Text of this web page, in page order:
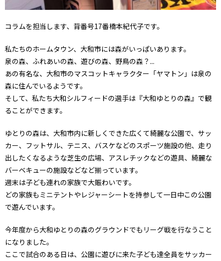
コラムを担当します、背番号17番橋本紀代子です。
私たちのホームタウン、大和市には森がいっぱいあります。
泉の森、ふれあいの森、遊びの森、野鳥の森？...
あの有名な、大和市のマスコットキャラクター「ヤマトン」は泉の
森に住んでいるようです。
そして、私たち大和シルフィードの選手は『大和ゆとりの森』で観
ることができます。
ゆとりの森は、大和市内に新しくできた広くて綺麗な公園で、サッ
カー、フットサル、テニス、バスケなどのスポーツ施設の他、走り
出したくなるような芝生の広場、アスレチックなどの遊具、綺麗な
バーベキューの施設などなど揃っています。
週末は子ども連れの家族で大賑わいです。
どの家族もミニテントやレジャーシートを持参して一日中この公園
で遊んでいます。
今年度から大和ゆとりの森のグラウンドでもリーグ戦を行なうこと
になりました。
ここで試合のある日は、公園に遊びに来た子ども達全員をサッカー